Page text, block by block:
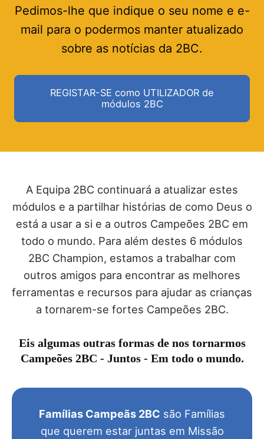
Pedimos-lhe que indique o seu nome e e-
mail para o podermos manter atualizado
sobre as notícias da 2BC.
REGISTAR-SE como UTILIZADOR de
módulos 2BC
A Equipa 2BC continuará a atualizar estes
módulos e a partilhar histórias de como Deus o
está a usar a si e a outros Campeões 2BC em
todo o mundo. Para além destes 6 módulos
2BC Champion, estamos a trabalhar com
outros amigos para encontrar as melhores
ferramentas e recursos para ajudar as crianças
a tornarem-se fortes Campeões 2BC.
Eis algumas outras formas de nos tornarmos
Campeões 2BC - Juntos - Em todo o mundo.
Famílias Campeãs 2BC são Famílias
que querem estar juntas em Missão